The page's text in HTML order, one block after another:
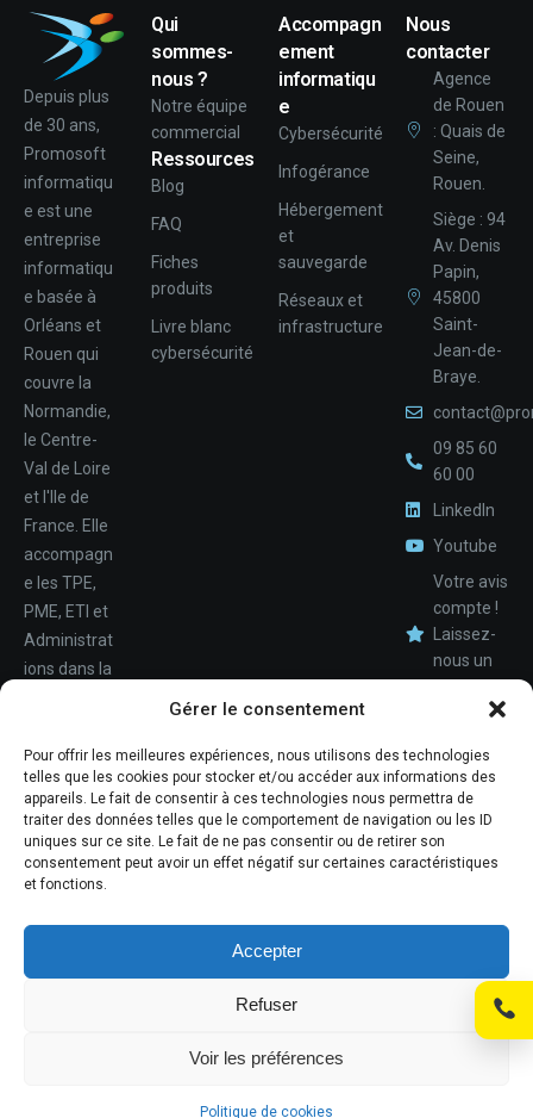
Gérer le consentement
Pour offrir les meilleures expériences, nous utilisons des technologies
telles que les cookies pour stocker et/ou accéder aux informations des
appareils. Le fait de consentir à ces technologies nous permettra de
traiter des données telles que le comportement de navigation ou les ID
uniques sur ce site. Le fait de ne pas consentir ou de retirer son
consentement peut avoir un effet négatif sur certaines caractéristiques
et fonctions.
Accepter
Refuser
Voir les préférences
Politique de cookies
Téléphone
Depuis plus
de 30 ans,
Promosoft
informatiqu
e est une
entreprise
informatiqu
e basée à
Orléans et
Rouen qui
couvre la
Normandie,
le Centre-
Val de Loire
et l'Ile de
France. Elle
accompagn
e les TPE,
PME, ETI et
Administrat
ions dans la
déploiemen
t et la
maintenan
ce de leur
système
ons.
Qui
sommes-
nous ?
Notre équipe
commercial
Ressources
Blog
FAQ
Fiches
produits
Livre blanc
cybersécurité
Accompagn
ement
informatiqu
e
Cybersécurité
Infogérance
Hébergement
et
sauvegarde
Réseaux et
infrastructure
Nous
contacter
Agence
de Rouen
: Quais de
Seine,
Rouen.
Siège : 94
Av. Denis
Papin,
45800
Saint-
Jean-de-
Braye.
09 85 60
60 00
LinkedIn
Youtube
Votre avis
compte !
Laissez-
nous un